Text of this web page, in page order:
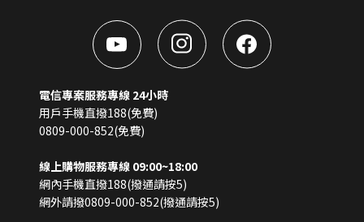
電信專案服務專線 24小時
用戶手機直撥188(免費)
0809-000-852(免費)
線上購物服務專線 09:00~18:00
網內手機直撥188(撥通請按5)
網外請撥0809-000-852(撥通請按5)